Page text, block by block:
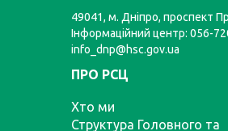
49041, м. Дніпро, проспект
Інформаційний центр: 056-
info_dnp@hsc.gov.ua
ПРО РСЦ
Хто ми
Структура Головного та